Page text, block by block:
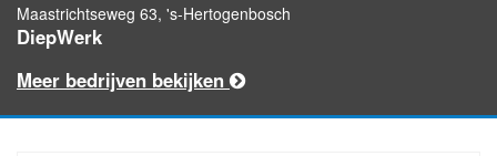
Maastrichtseweg 63, 's-Hertogenbosch
DiepWerk
Meer bedrijven bekijken